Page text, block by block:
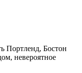
Портленд, Бостон
невероятное